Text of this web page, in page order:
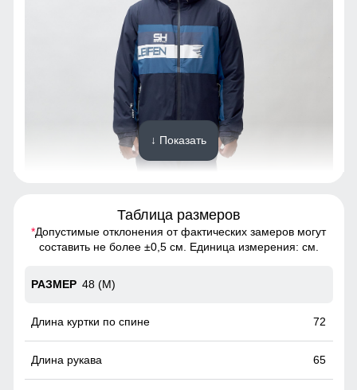
Этот костюм обеспечивает абсолютную свободу
движений благодаря своему прямому крою и прочным
жизни, обеспечивая комфорт и легкость на каждом шагу.
чувствуя ограничений.
Карман служит для хранения карточки Ski-Pass(
↓ Показать
Таблица размеров
*Допустимые отклонения от фактических замеров могут
составить не более ±0,5 см. Единица измерения: см.
48 (M)
72
65